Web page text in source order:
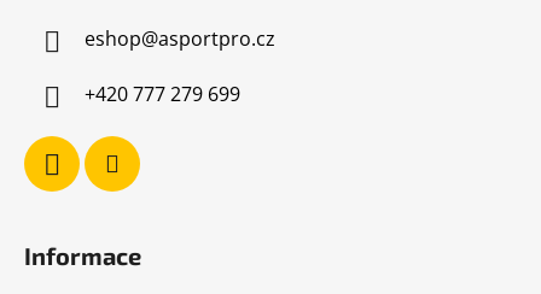
eshop@asportpro.cz
+420 777 279 699
Informace